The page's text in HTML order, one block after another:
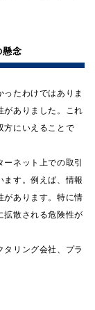
念
たわけではありま
がありました。これ
方にいえることで
ーネット上での取引
ます。例えば、情報
があります。特に情
拡散される危険性が
タリング会社、プラ